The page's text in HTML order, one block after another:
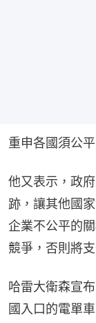
重申各國須公
他又表示，政
跡，讓其他國
企業不公平的
競爭，否則將
哈雷大衛森宣
國入口的電單